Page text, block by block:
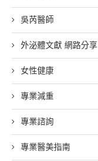
吳芮醫師
外泌體文獻 網路分享
女性健康
專業減重
專業諮詢
專業醫美指南